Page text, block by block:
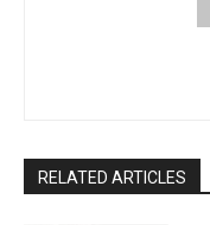
RELATED ARTICLES